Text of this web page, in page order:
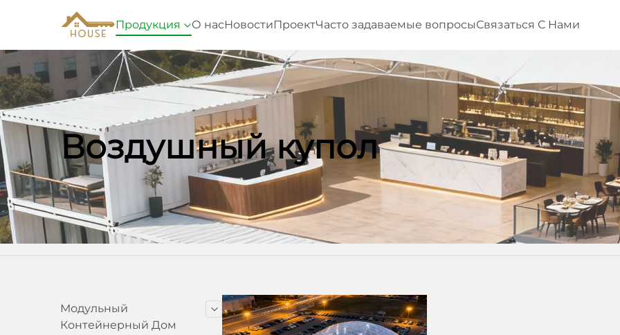
Продукция О насНовостиПроектЧасто задаваемые вопросыСвязаться С Нами
Воздушный купол
Домашняя страница Продукция Воздушный Купол
Модульный
Контейнерный Дом